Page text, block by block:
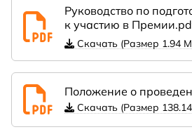
Руководство по
к участию в
Скачать (Размер 1.94
Положение о
Скачать (Размер